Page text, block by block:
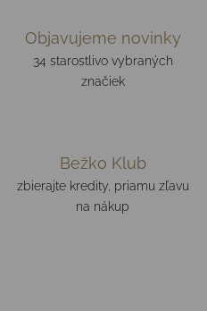
Objavujeme novinky
34 starostlivo vybraných
značiek
Bežko Klub
zbierajte kredity, priamu zľavu
na nákup